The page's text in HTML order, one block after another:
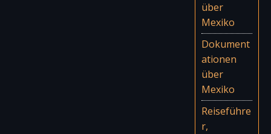
über
Mexiko
Dokument
ationen
über
Mexiko
Reiseführe
r,